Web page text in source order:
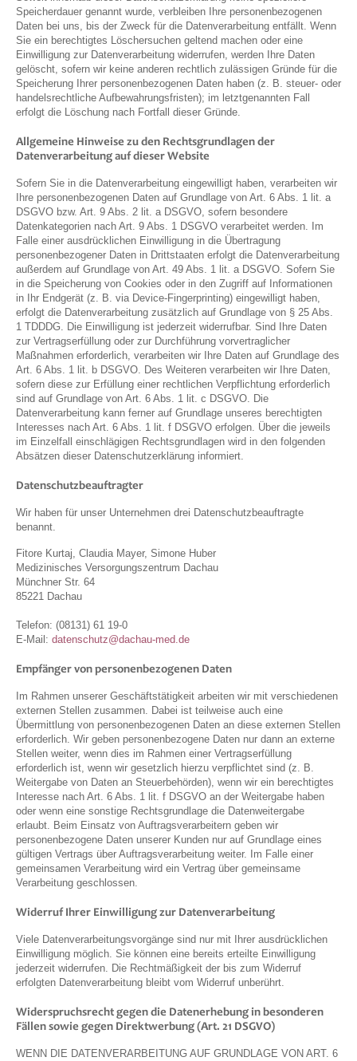
Speicherdauer genannt wurde, verbleiben Ihre personenbezogenen
Daten bei uns, bis der Zweck für die Datenverarbeitung entfällt. Wenn
Sie ein berechtigtes Löschersuchen geltend machen oder eine
Einwilligung zur Datenverarbeitung widerrufen, werden Ihre Daten
gelöscht, sofern wir keine anderen rechtlich zulässigen Gründe für die
Speicherung Ihrer personenbezogenen Daten haben (z. B. steuer- oder
handelsrechtliche Aufbewahrungsfristen); im letztgenannten Fall
erfolgt die Löschung nach Fortfall dieser Gründe.
Allgemeine Hinweise zu den Rechtsgrundlagen der
Datenverarbeitung auf dieser Website
Sofern Sie in die Datenverarbeitung eingewilligt haben, verarbeiten wir
Ihre personenbezogenen Daten auf Grundlage von Art. 6 Abs. 1 lit. a
DSGVO bzw. Art. 9 Abs. 2 lit. a DSGVO, sofern besondere
Datenkategorien nach Art. 9 Abs. 1 DSGVO verarbeitet werden. Im
Falle einer ausdrücklichen Einwilligung in die Übertragung
personenbezogener Daten in Drittstaaten erfolgt die Datenverarbeitung
außerdem auf Grundlage von Art. 49 Abs. 1 lit. a DSGVO. Sofern Sie
in die Speicherung von Cookies oder in den Zugriff auf Informationen
in Ihr Endgerät (z. B. via Device-Fingerprinting) eingewilligt haben,
erfolgt die Datenverarbeitung zusätzlich auf Grundlage von § 25 Abs.
1 TDDDG. Die Einwilligung ist jederzeit widerrufbar. Sind Ihre Daten
zur Vertragserfüllung oder zur Durchführung vorvertraglicher
Maßnahmen erforderlich, verarbeiten wir Ihre Daten auf Grundlage des
Art. 6 Abs. 1 lit. b DSGVO. Des Weiteren verarbeiten wir Ihre Daten,
sofern diese zur Erfüllung einer rechtlichen Verpflichtung erforderlich
sind auf Grundlage von Art. 6 Abs. 1 lit. c DSGVO. Die
Datenverarbeitung kann ferner auf Grundlage unseres berechtigten
Interesses nach Art. 6 Abs. 1 lit. f DSGVO erfolgen. Über die jeweils
im Einzelfall einschlägigen Rechtsgrundlagen wird in den folgenden
Absätzen dieser Datenschutzerklärung informiert.
Datenschutzbeauftragter
Wir haben für unser Unternehmen drei Datenschutzbeauftragte
benannt.
Fitore Kurtaj, Claudia Mayer, Simone Huber
Medizinisches Versorgungszentrum Dachau
Münchner Str. 64
85221 Dachau
Telefon: (08131) 61 19-0
E-Mail: datenschutz@dachau-med.de
Empfänger von personenbezogenen Daten
Im Rahmen unserer Geschäftstätigkeit arbeiten wir mit verschiedenen
externen Stellen zusammen. Dabei ist teilweise auch eine
Übermittlung von personenbezogenen Daten an diese externen Stellen
erforderlich. Wir geben personenbezogene Daten nur dann an externe
Stellen weiter, wenn dies im Rahmen einer Vertragserfüllung
erforderlich ist, wenn wir gesetzlich hierzu verpflichtet sind (z. B.
Weitergabe von Daten an Steuerbehörden), wenn wir ein berechtigtes
Interesse nach Art. 6 Abs. 1 lit. f DSGVO an der Weitergabe haben
oder wenn eine sonstige Rechtsgrundlage die Datenweitergabe
erlaubt. Beim Einsatz von Auftragsverarbeitern geben wir
personenbezogene Daten unserer Kunden nur auf Grundlage eines
gültigen Vertrags über Auftragsverarbeitung weiter. Im Falle einer
gemeinsamen Verarbeitung wird ein Vertrag über gemeinsame
Verarbeitung geschlossen.
Widerruf Ihrer Einwilligung zur Datenverarbeitung
Viele Datenverarbeitungsvorgänge sind nur mit Ihrer ausdrücklichen
Einwilligung möglich. Sie können eine bereits erteilte Einwilligung
jederzeit widerrufen. Die Rechtmäßigkeit der bis zum Widerruf
erfolgten Datenverarbeitung bleibt vom Widerruf unberührt.
Widerspruchsrecht gegen die Datenerhebung in besonderen
Fällen sowie gegen Direktwerbung (Art. 21 DSGVO)
WENN DIE DATENVERARBEITUNG AUF GRUNDLAGE VON ART. 6